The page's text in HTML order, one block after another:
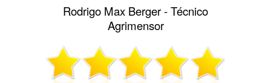
Rodrigo Max Berger - Técnico
Agrimensor